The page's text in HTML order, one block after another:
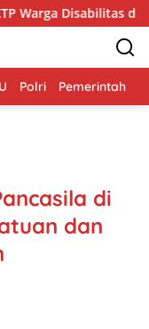
di Dringu
Polri Pemerintah
di
dan